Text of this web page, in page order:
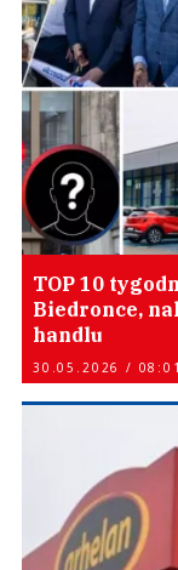
TOP 10
Biedronce,
handlu
30.05.2026 / 08:01